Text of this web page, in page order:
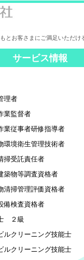
とお客さまにご満足いただけ
サービス情報
理者
業監督者
業従事者研修指導者
環境衛生管理技術者
掃受託責任者
築物等調査資格者
清掃管理評価資格者
備検査資格者
２級
ルクリーニング技能士
ルクリーニング技能士